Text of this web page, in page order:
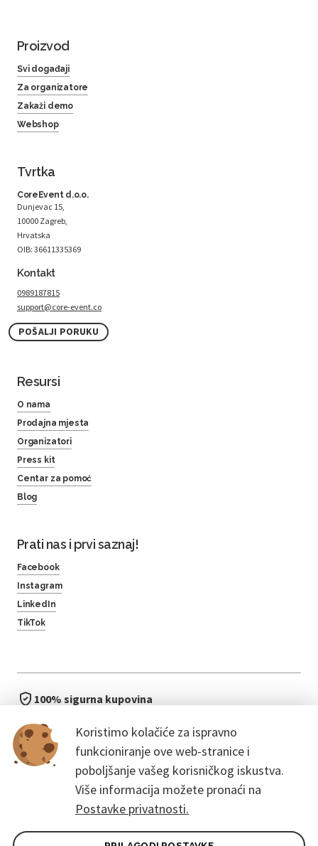
Koristimo kolačiće za ispravno
funkcioniranje ove web-stranice i
poboljšanje vašeg korisničkog iskustva.
Više informacija možete pronaći na
Postavke privatnosti.
Proizvod
Svi događaji
Za organizatore
Zakaži demo
Webshop
Tvrtka
CoreEvent d.o.o.
Dunjevac 15,
10000 Zagreb,
Hrvatska
OIB: 36611335369
Kontakt
0989187815
support@core-event.co
POŠALJI PORUKU
Resursi
O nama
Prodajna mjesta
Organizatori
Press kit
Centar za pomoć
Blog
Prati nas i prvi saznaj!
Facebook
Instagram
LinkedIn
TikTok
100% sigurna kupovina
bez čekanja u redu